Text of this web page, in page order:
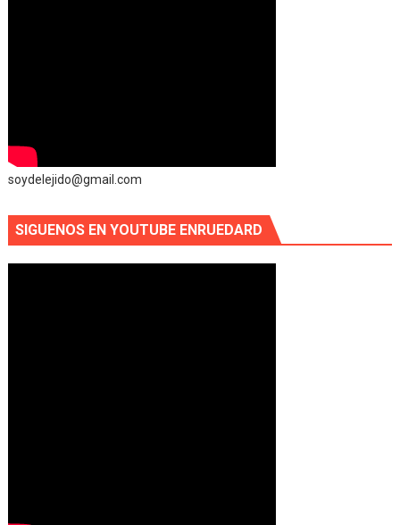
soydelejido@gmail.com
SIGUENOS EN YOUTUBE ENRUEDARD